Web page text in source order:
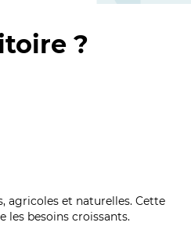
?
agricoles et naturelles. Cette
besoins croissants.